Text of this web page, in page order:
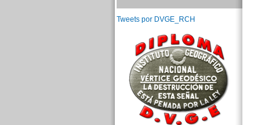
Tweets por DVGE_RCH